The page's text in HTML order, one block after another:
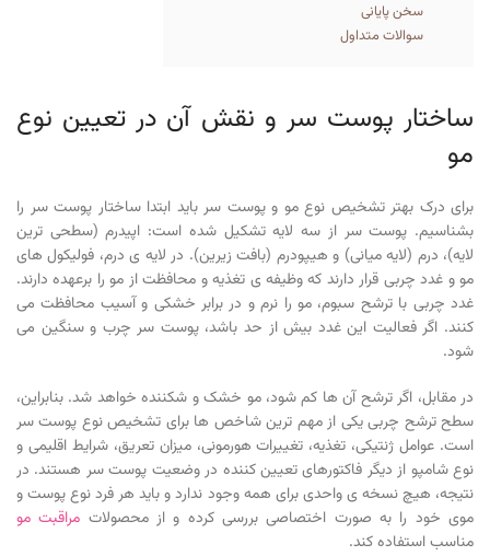
سخن پایانی
سوالات متداول
ساختار پوست سر و نقش آن در تعیین نوع
مو
برای درک بهتر تشخیص نوع مو و پوست سر باید ابتدا ساختار پوست سر را
بشناسیم. پوست سر از سه لایه تشکیل شده است: اپیدرم (سطحی ترین
لایه)، درم (لایه میانی) و هیپودرم (بافت زیرین). در لایه ی درم، فولیکول های
مو و غدد چربی قرار دارند که وظیفه ی تغذیه و محافظت از مو را برعهده دارند.
غدد چربی با ترشح سبوم، مو را نرم و در برابر خشکی و آسیب محافظت می
کنند. اگر فعالیت این غدد بیش از حد باشد، پوست سر چرب و سنگین می
شود.
در مقابل، اگر ترشح آن ها کم شود، مو خشک و شکننده خواهد شد. بنابراین،
سطح ترشح چربی یکی از مهم ترین شاخص ها برای تشخیص نوع پوست سر
است. عوامل ژنتیکی، تغذیه، تغییرات هورمونی، میزان تعریق، شرایط اقلیمی و
نوع شامپو از دیگر فاکتورهای تعیین کننده در وضعیت پوست سر هستند. در
نتیجه، هیچ نسخه ی واحدی برای همه وجود ندارد و باید هر فرد نوع پوست و
موی خود را به صورت اختصاصی بررسی کرده و از محصولات مراقبت مو
مناسب استفاده کند.